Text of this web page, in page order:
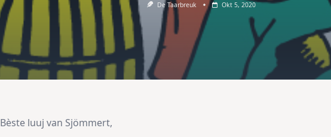
De Taarbreuk Okt 5, 2020
Bèste luuj van Sjömmert,